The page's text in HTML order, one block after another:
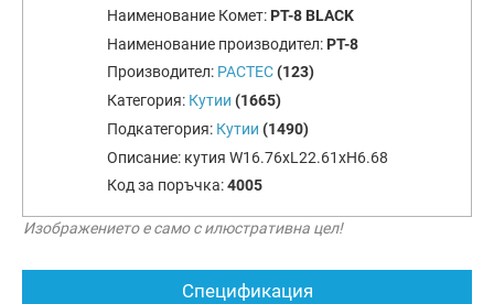
Наименование Комет: PT-8 BLACK
Наименование производител: PT-8
Производител: PACTEC (123)
Категория: Кутии (1665)
Подкатегория: Кутии (1490)
Описание: кутия W16.76xL22.61xH6.68
Код за поръчка:4005
Изображението е само с илюстративна цел!
Спецификация